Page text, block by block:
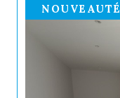
NOUVEAUTÉ